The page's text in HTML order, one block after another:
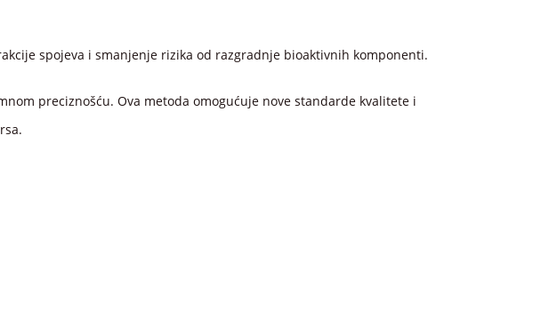
spojeva i smanjenje rizika od razgradnje bioaktivnih komponenti.
preciznošću. Ova metoda omogućuje nove standarde kvalitete i